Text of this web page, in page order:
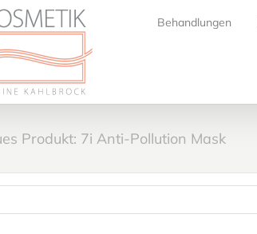
Behandlungen
Produkt: 7i Anti-Pollution Mask